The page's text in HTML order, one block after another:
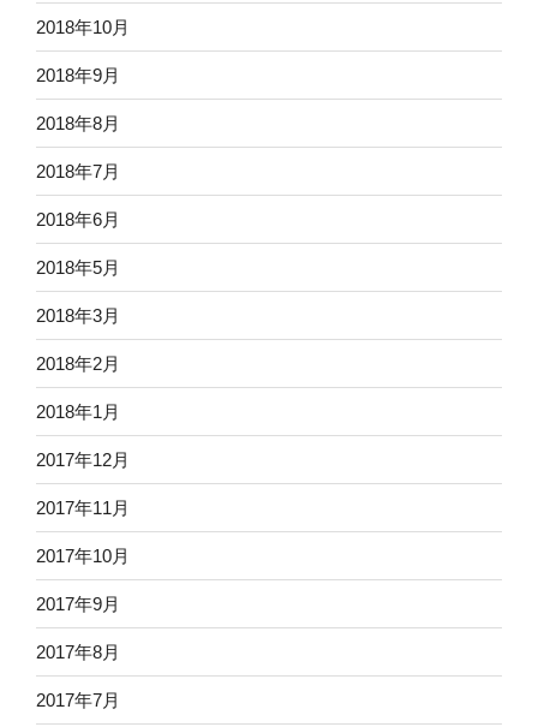
2018年10月
2018年9月
2018年8月
2018年7月
2018年6月
2018年5月
2018年3月
2018年2月
2018年1月
2017年12月
2017年11月
2017年10月
2017年9月
2017年8月
2017年7月